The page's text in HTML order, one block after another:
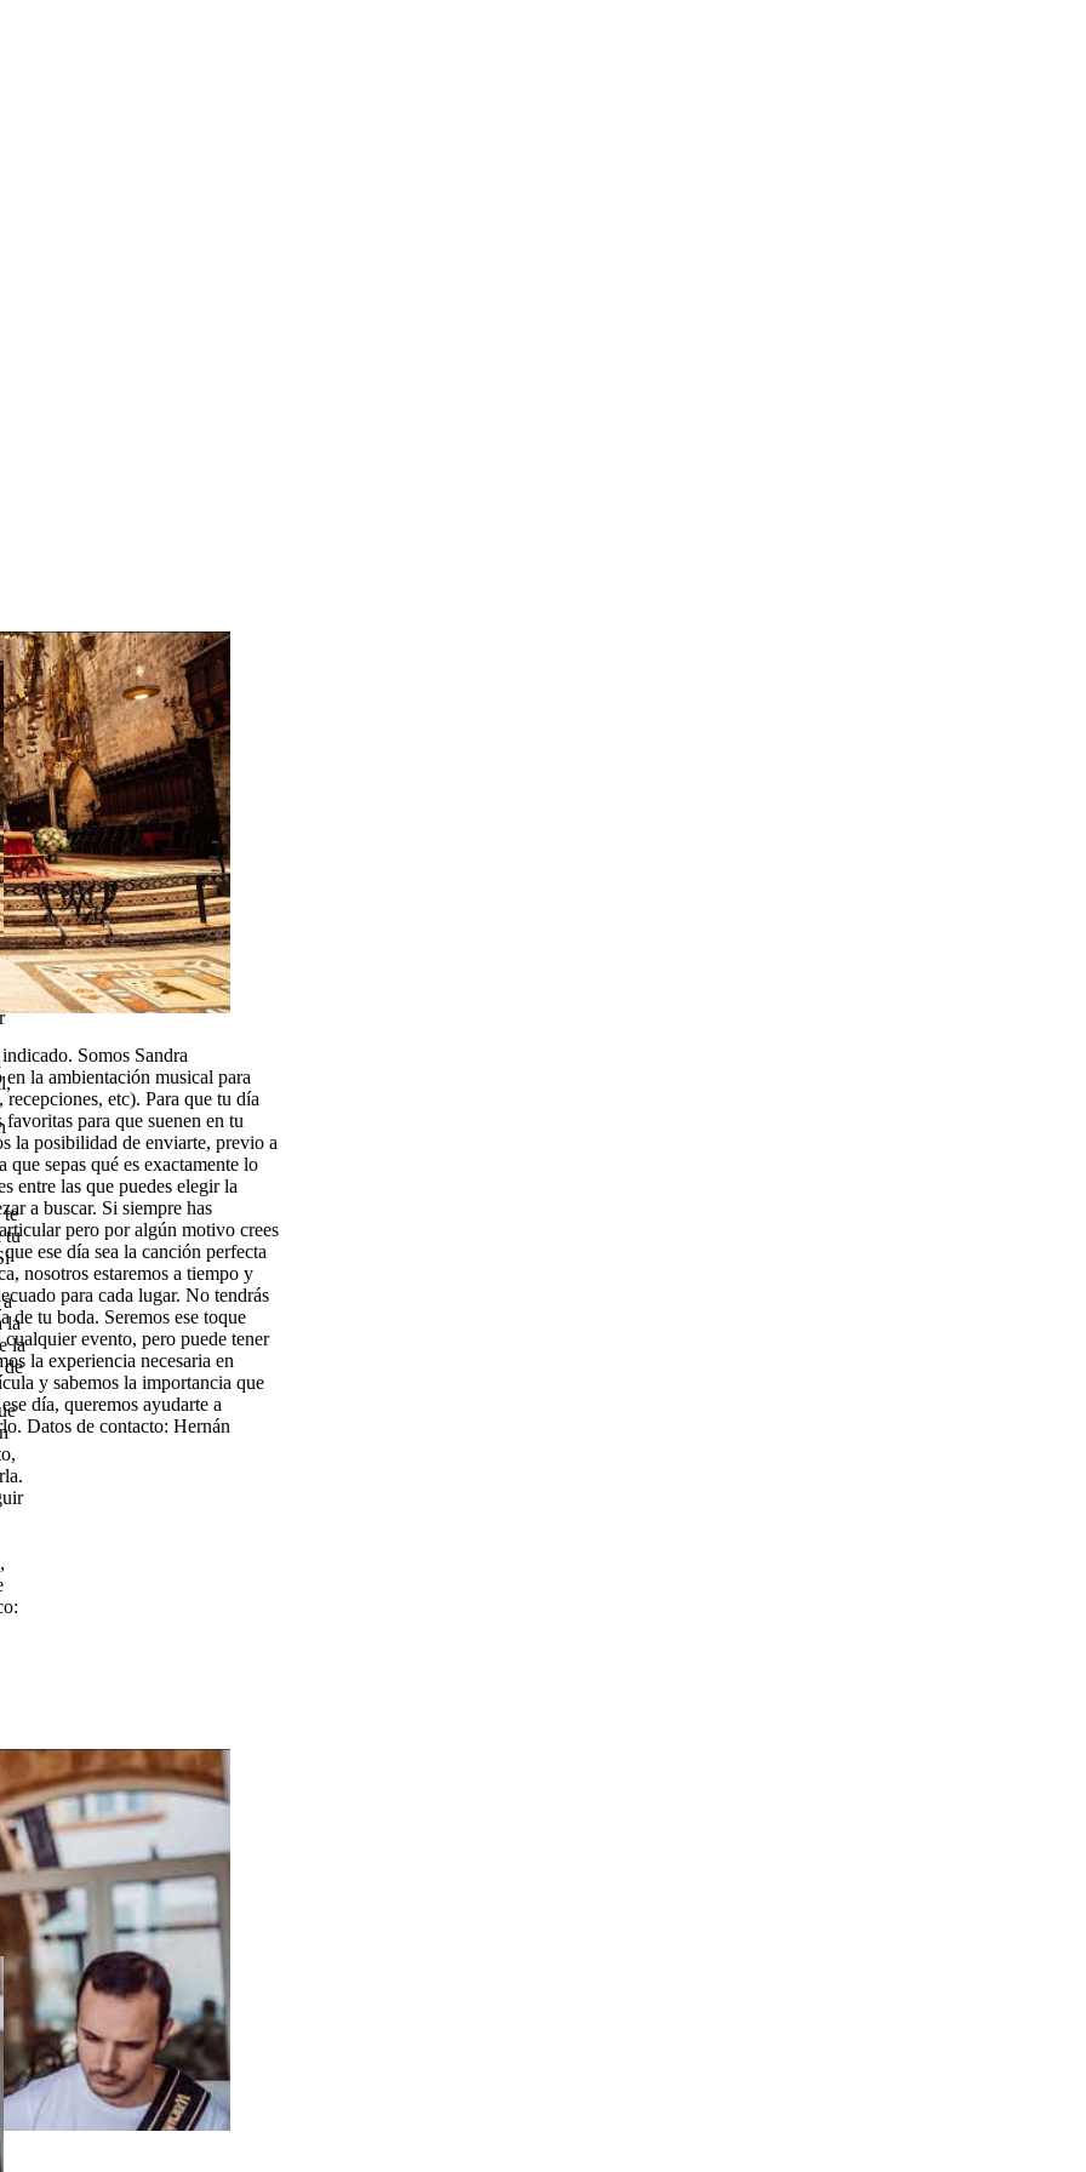
Somos Sandra
en la ambientación musical para
recepciones, etc). Para que tu día
para que suenen en tu
la posibilidad de enviarte, previo a
que sepas qué es exactamente lo
entre las que puedes elegir la
a buscar. Si siempre has
pero por algún motivo crees
ese día sea la canción perfecta
nosotros estaremos a tiempo y
para cada lugar. No tendrás
de tu boda. Seremos ese toque
evento, pero puede tener
la experiencia necesaria en
y sabemos la importancia que
día, queremos ayudarte a
Datos de contacto: Hernán
te
tu
la
la
de